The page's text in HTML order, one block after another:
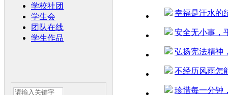
学校社团
学生会
团队在线
学生作品
幸福是汗水的
安全无小事，
弘扬宪法精神
不经历风雨怎
珍惜每一分钟